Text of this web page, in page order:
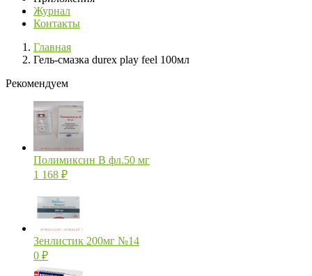
Журнал
Контакты
Главная
Гель-смазка durex play feel 100мл
Рекомендуем
Полимиксин В фл.50 мг
1 168 ₽
Зенлистик 200мг №14
0 ₽